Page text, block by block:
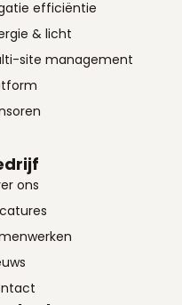
efficiëntie
& licht
site management
ons